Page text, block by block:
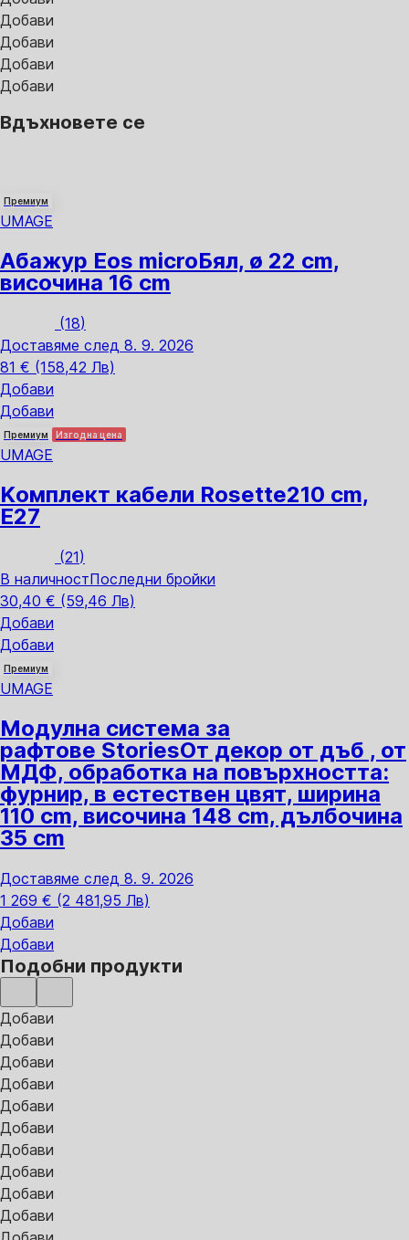
Добави
Добави
Добави
Добави
Вдъхновете се
Премиум
UMAGE
Абажур Eos microБял, ø 22 cm,
височина 16 cm
(18)
Доставяме след 8. 9. 2026
81 € (158,42 Лв)
Добави
Добави
Премиум Изгодна цена
UMAGE
Kомплект кабели Rosette210 cm,
E27
(21)
В наличностПоследни бройки
30,40 € (59,46 Лв)
Добави
Добави
Премиум
UMAGE
Модулна система за
рафтове StoriesОт декор от дъб , от
МДФ, oбработка на повърхността:
фурнир, в естествен цвят, ширина
110 cm, височина 148 cm, дълбочина
35 cm
Доставяме след 8. 9. 2026
1 269 € (2 481,95 Лв)
Добави
Добави
Подобни продукти
Добави
Добави
Добави
Добави
Добави
Добави
Добави
Добави
Добави
Добави